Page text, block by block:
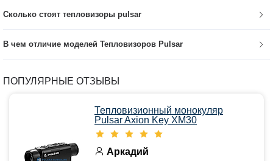
Сколько стоят тепловизоры pulsar
В чем отличие моделей Тепловизоров Pulsar
ПОПУЛЯРНЫЕ ОТЗЫВЫ
Тепловизионный монокуляр
Pulsar Axion Key XM30
Аркадий